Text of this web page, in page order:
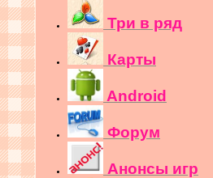
Три в ряд
Карты
Android
Форум
Анонсы игр